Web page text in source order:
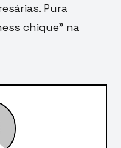
Pura
chique” na